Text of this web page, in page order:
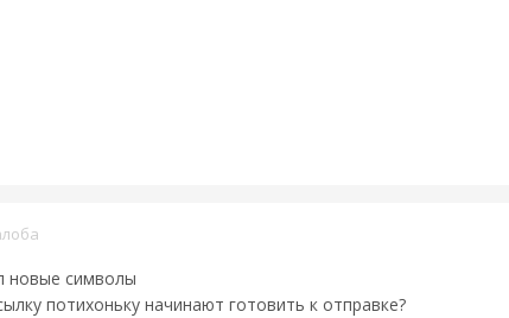
новые символы
потихоньку начинают готовить к отправке?